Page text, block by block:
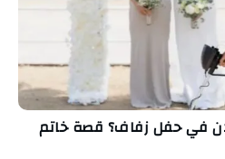
في حفل زفاف؟ قصة خاتم